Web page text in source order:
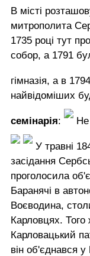
В місті
митрополита
1735 році тут
собор, а 1791
гімназія, а в
найвідоміших
семінарія:
У травні
засідання
проголосила
Баранячі в
Воєводина,
Карловцях. Того
Карловацький
він об'єднався